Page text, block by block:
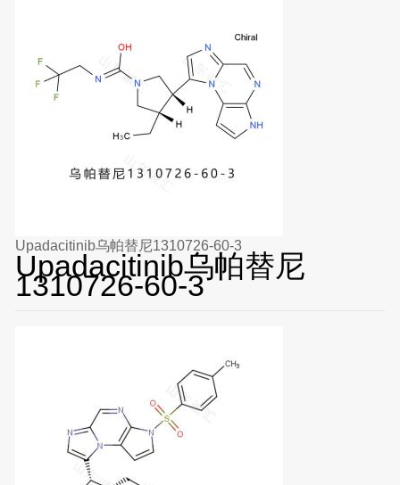
Upadacitinib乌帕替尼1310726-60-3
Upadacitinib乌帕替尼
1310726-60-3